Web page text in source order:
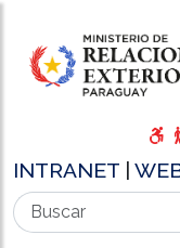
INTRANET